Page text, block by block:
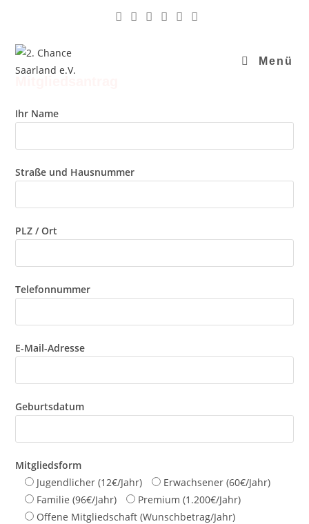
springen
Menü
Ihr Name
Straße und Hausnummer
PLZ / Ort
Telefonnummer
E-Mail-Adresse
Geburtsdatum
Mitgliedsform
Jugendlicher (12€/Jahr)
Erwachsener (60€/Jahr)
Familie (96€/Jahr)
Premium (1.200€/Jahr)
Offene Mitgliedschaft (Wunschbetrag/Jahr)